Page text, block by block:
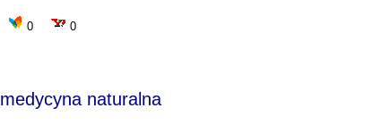
0 0
medycyna naturalna